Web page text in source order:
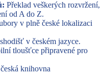
Překlad veškerých rozvržení,
od A do Z.
v plně české lokalizaci
v českém jazyce.
tloušťce připravené pro
knihovna